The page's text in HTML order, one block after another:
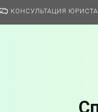
КОНСУЛЬТАЦИЯ ЮРИСТА